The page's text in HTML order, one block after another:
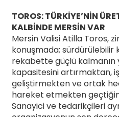
TOROS: TÜRKİYE’NİN
KALBİNDE MERSİN VAR
Mersin Valisi Atilla Toros,
konuşmada; sürdürülebilir
rekabette güçlü kalmanın
kapasitesini artırmaktan,
geliştirmekten ve ortak
hareket etmekten
Sanayici ve tedarikçileri